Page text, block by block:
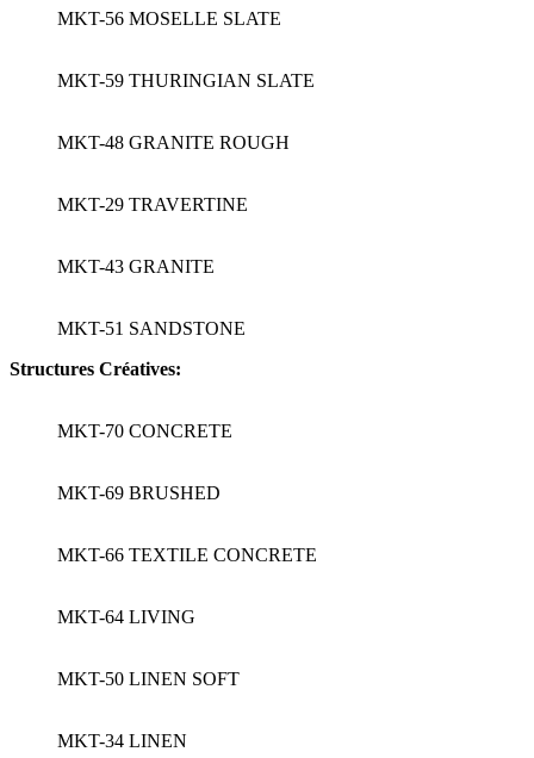
MKT-56 MOSELLE SLATE
MKT-59 THURINGIAN SLATE
MKT-48 GRANITE ROUGH
MKT-29 TRAVERTINE
MKT-43 GRANITE
MKT-51 SANDSTONE
Structures Créatives:
MKT-70 CONCRETE
MKT-69 BRUSHED
MKT-66 TEXTILE CONCRETE
MKT-64 LIVING
MKT-50 LINEN SOFT
MKT-34 LINEN